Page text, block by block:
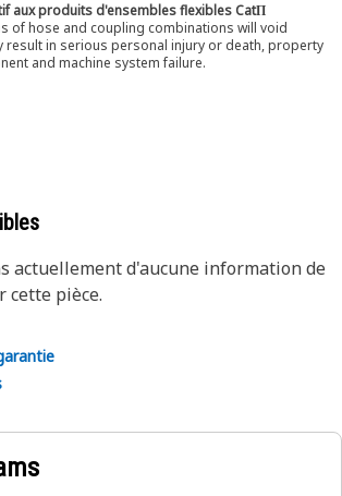
aux produits d'ensembles flexibles CatΠ
of hose and coupling combinations will void
result in serious personal injury or death, property
and machine system failure.
actuellement d'aucune information de
pièce.